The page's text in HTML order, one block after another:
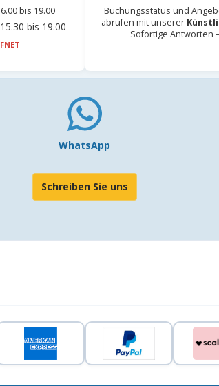
bis 19.00
bis 19.00
Buchungsstatus und
abrufen mit unserer
Sofortige Antworten
WhatsApp
Schreiben Sie uns